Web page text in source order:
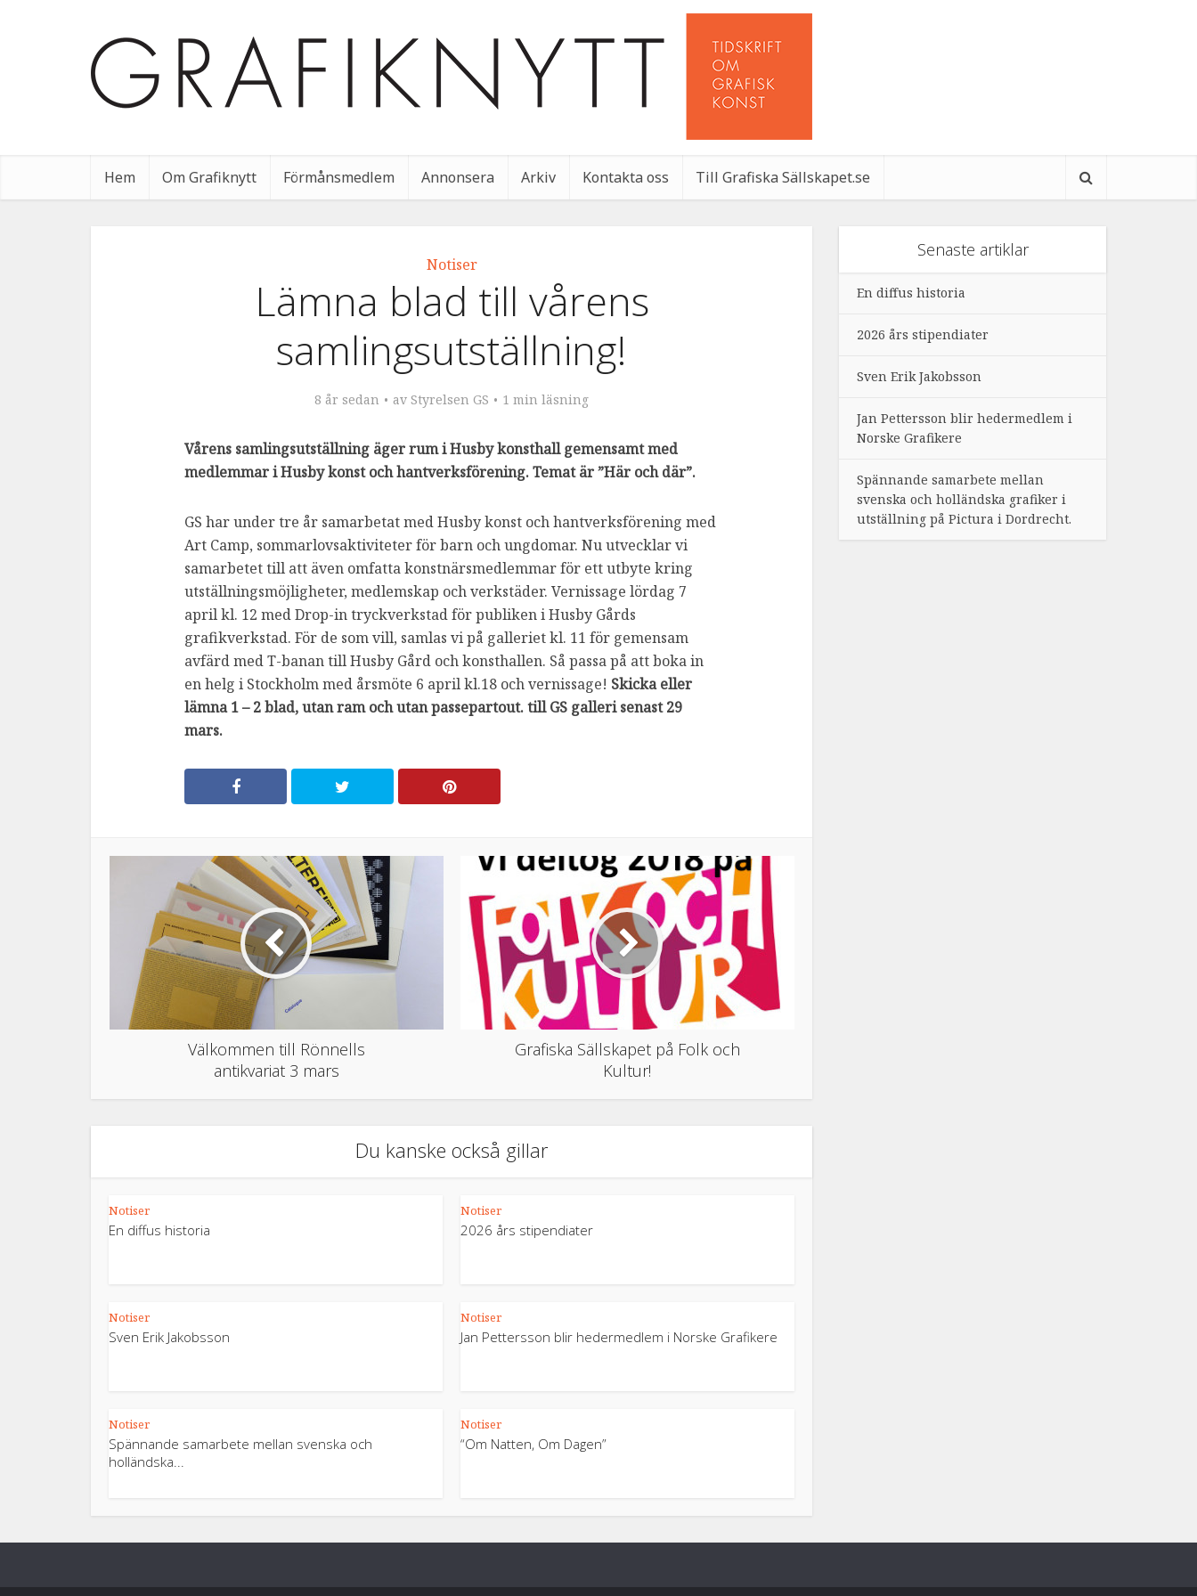
Hem Om Grafiknytt Förmånsmedlem Annonsera Arkiv Kontakta oss Till Grafiska Sällskapet.se
Notiser
Lämna blad till vårens
samlingsutställning!
8 år sedan av Styrelsen GS 1 min läsning
Vårens samlingsutställning äger rum i Husby konsthall gemensamt med
medlemmar i Husby konst och hantverksförening. Temat är ”Här och där”.
GS har under tre år samarbetat med Husby konst och hantverksförening med
Art Camp, sommarlovsaktiviteter för barn och ungdomar. Nu utvecklar vi
samarbetet till att även omfatta konstnärsmedlemmar för ett utbyte kring
utställningsmöjligheter, medlemskap och verkstäder. Vernissage lördag 7
april kl. 12 med Drop-in tryckverkstad för publiken i Husby Gårds
grafikverkstad. För de som vill, samlas vi på galleriet kl. 11 för gemensam
avfärd med T-banan till Husby Gård och konsthallen. Så passa på att boka in
en helg i Stockholm med årsmöte 6 april kl.18 och vernissage! Skicka eller
lämna 1 – 2 blad, utan ram och utan passepartout. till GS galleri senast 29
mars.
Välkommen till Rönnells
antikvariat 3 mars
Grafiska Sällskapet på Folk och
Kultur!
Du kanske också gillar
Notiser
En diffus historia
Notiser
2026 års stipendiater
Notiser
Sven Erik Jakobsson
Notiser
Jan Pettersson blir hedermedlem i Norske Grafikere
Notiser
Spännande samarbete mellan svenska och
holländska...
Notiser
“Om Natten, Om Dagen”
Senaste artiklar
En diffus historia
2026 års stipendiater
Sven Erik Jakobsson
Jan Pettersson blir hedermedlem i
Norske Grafikere
Spännande samarbete mellan
svenska och holländska grafiker i
utställning på Pictura i Dordrecht.